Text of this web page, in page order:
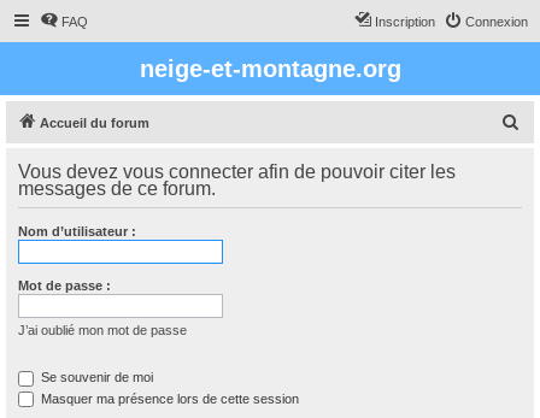
FAQ Connexion
Inscription
neige-et-montagne.org
Accueil du forum
h
Vous devez vous connecter afin de pouvoir citer les
messages de ce forum.
Nom d’utilisateur :
Mot de passe :
J’ai oublié mon mot de passe
Se souvenir de moi
Masquer ma présence lors de cette session